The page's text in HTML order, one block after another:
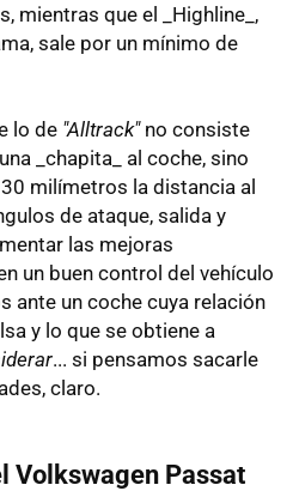
mientras que el _Highline_,
sale por un mínimo de
lo de "Alltrack"no consiste
_chapita_ al coche, sino
milímetros la distancia al
de ataque, salida y
las mejoras
un buen control del vehículo
ante un coche cuya relación
y lo que se obtiene a
... si pensamos sacarle
claro.
Volkswagen Passat